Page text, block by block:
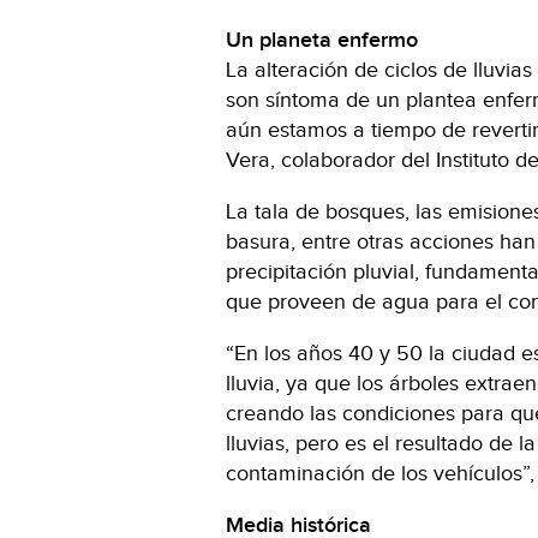
Un planeta enfermo
La alteración de ciclos de
son síntoma de un plantea
aún estamos a tiempo de
Vera, colaborador del Instituto
La tala de bosques, las
basura, entre otras acciones
precipitación pluvial,
que proveen de agua para el
“En los años 40 y 50 la ciudad
lluvia, ya que los árboles
creando las condiciones para
lluvias, pero es el resultado de
contaminación de los
Media histórica